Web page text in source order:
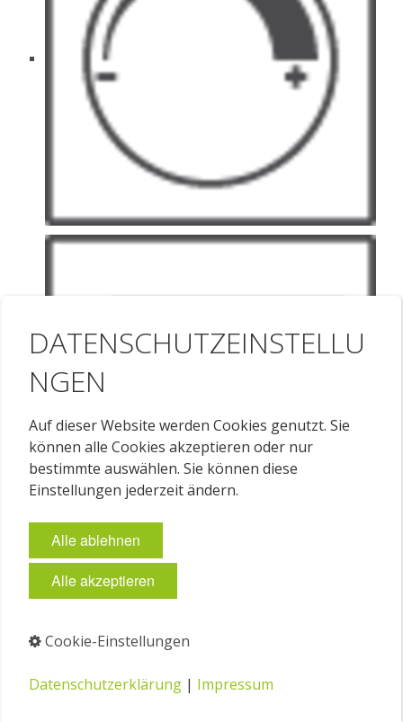
DATENSCHUTZEINSTELLU
NGEN
Auf dieser Website werden Cookies genutzt. Sie
können alle Cookies akzeptieren oder nur
bestimmte auswählen. Sie können diese
Einstellungen jederzeit ändern.
Alle ablehnen
Alle akzeptieren
Cookie-Einstellungen
Datenschutzerklärung | Impressum